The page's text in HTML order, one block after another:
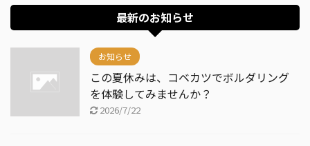
最新のお知らせ
お知らせ
この夏休みは、コベカツでボルダリング
を体験してみませんか？
2026/7/22